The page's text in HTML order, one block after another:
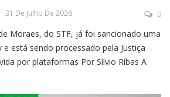
31 De Julho De 2026 0
Moraes, do STF, já foi sancionado uma
está sendo processado pela Justiça
por plataformas Por Sílvio Ribas A